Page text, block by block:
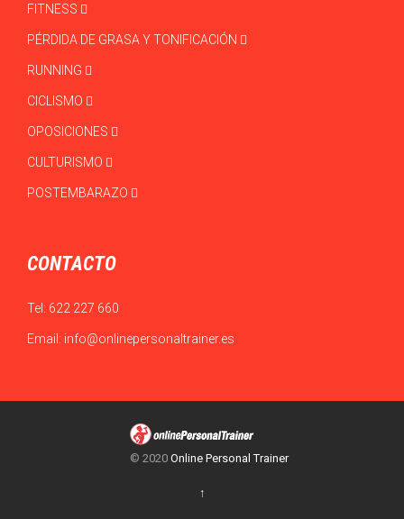
FITNESS
PÉRDIDA DE GRASA Y TONIFICACIÓN
RUNNING
CICLISMO
OPOSICIONES
CULTURISMO
POSTEMBARAZO
CONTACTO
Tel: 622 227 660
Email: info@onlinepersonaltrainer.es
© 2020 Online Personal Trainer
↑